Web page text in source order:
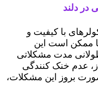
در دلند
با کیفیت و
ممکن است این
مدت مشکلاتی
عدم خنک کنندگی
بروز این مشکلات،